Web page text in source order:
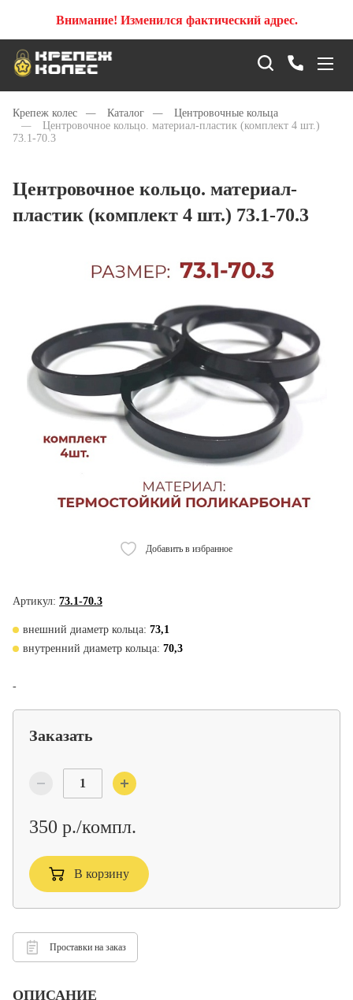
Внимание! Изменился фактический адрес.
Крепеж колес — Каталог —
Центровочные кольца
—
Центровочное кольцо. материал-пластик (комплект 4 шт.)
73.1-70.3
Центровочное кольцо. материал-
пластик (комплект 4 шт.) 73.1-70.3
Добавить в избранное
Артикул: 73.1-70.3
внешний диаметр кольца: 73,1
внутренний диаметр кольца: 70,3
-
Заказать
350 р./компл.
В корзину
Проставки на заказ
ОПИСАНИЕ